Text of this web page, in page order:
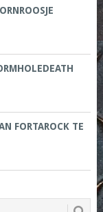
FORTAROCK TE